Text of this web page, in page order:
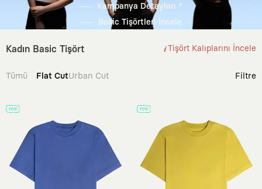
Kampanya Detayları *
Basic Tişörtleri İncele
Kadın Basic Tişört Tişört Kalıplarını İncele
Tümü Flat CutUrban Cut Filtre